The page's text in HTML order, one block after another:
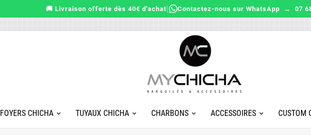
🚚 Livraison offerte dès 40€ d'achat| Contactez-nous sur WhatsApp → 07
FOYERS CHICHA TUYAUX CHICHA CHARBONS ACCESSOIRES CUSTOM